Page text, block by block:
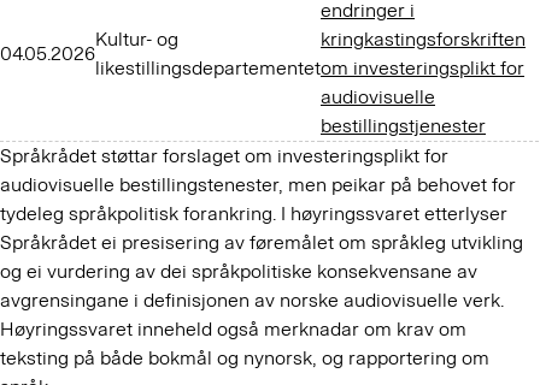
04.05.2026
Kultur- og
likestillingsdepartementet
endringer i
kringkastingsforskriften
om investeringsplikt for
audiovisuelle
bestillingstjenester
Språkrådet støttar forslaget om investeringsplikt for
audiovisuelle bestillingstenester, men peikar på behovet for
tydeleg språkpoli­tisk forankring. I høyringssvaret etterlyser
Språkrådet ei presisering av føremålet om språkleg utvikling
og ei vurdering av dei språkpolitiske konsekvensane av
avgrensingane i definisjonen av norske audiovisuelle verk.
Høyringssvaret inneheld også merknadar om krav om
teksting på både bokmål og nynorsk, og rapportering om